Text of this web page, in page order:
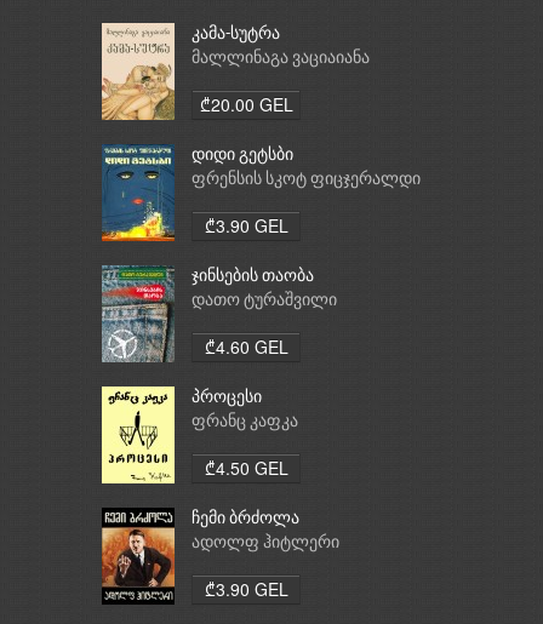
კამა-სუტრა
მალლინაგა ვაციაიანა
₾20.00 GEL
დიდი გეტსბი
ფრენსის სკოტ ფიცჯერალდი
₾3.90 GEL
ჯინსების თაობა
დათო ტურაშვილი
₾4.60 GEL
პროცესი
ფრანც კაფკა
₾4.50 GEL
ჩემი ბრძოლა
ადოლფ ჰიტლერი
₾3.90 GEL